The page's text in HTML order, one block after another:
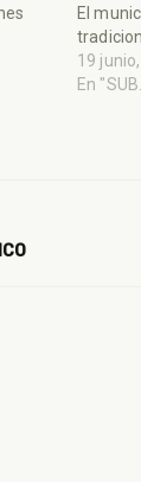
El
19
En